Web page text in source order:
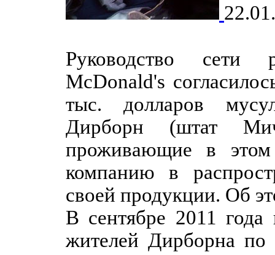
Руководство сети
McDonald's
тыс. долларов
Дирборн (штат
проживающие в этом
компанию в
своей продукции. Об
В сентябре 2011
жителей Дирборна